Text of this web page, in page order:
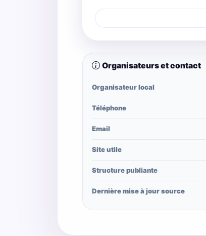
Organisateurs et contact
Organisateur local
Téléphone
Email
Site utile
Structure publiante
Dernière mise à jour source